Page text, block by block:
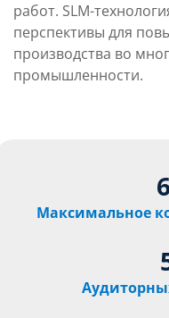
работ. SLM-
перспективы для
производства во
промышленности.
6
Максимальное